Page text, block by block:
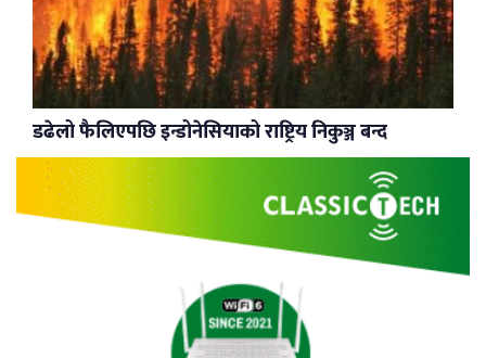
डढेलो फैलिएपछि इन्डोनेसियाको राष्ट्रिय निकुञ्ज बन्द